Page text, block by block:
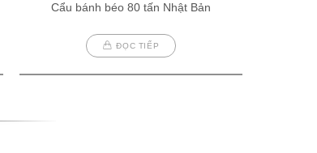
Cẩu bánh béo 80 tấn Nhật Bản
ĐỌC TIẾP